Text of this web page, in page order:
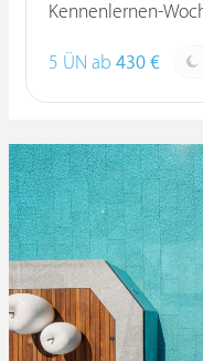
Kennenlernen-
5 ÜN ab 430 €